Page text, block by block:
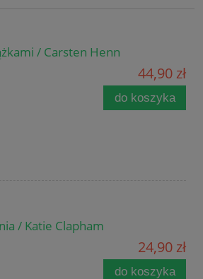
/ Carsten Henn
44,90 zł
do koszyka
/ Katie Clapham
24,90 zł
do koszyka